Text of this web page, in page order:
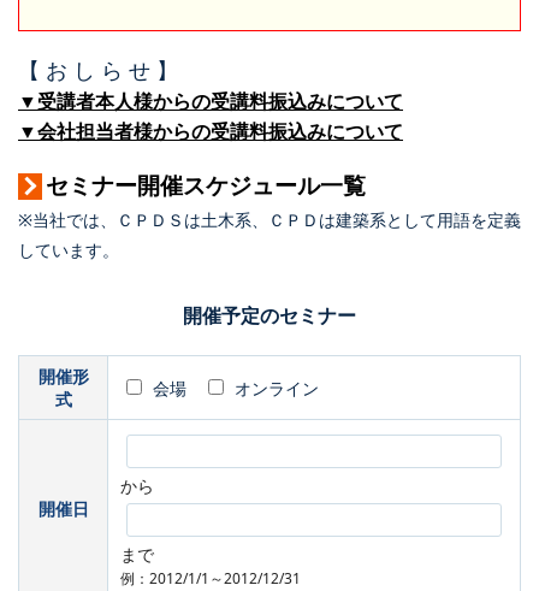
【 お し ら せ 】
▼受講者本人様からの受講料振込みについて
▼会社担当者様からの受講料振込みについて
セミナー開催スケジュール一覧
※当社では、ＣＰＤＳは土木系、ＣＰＤは建築系として用語を定義
しています。
開催予定のセミナー
開催形
式
会場 オンライン
開催日
から
まで
例：2012/1/1～2012/12/31